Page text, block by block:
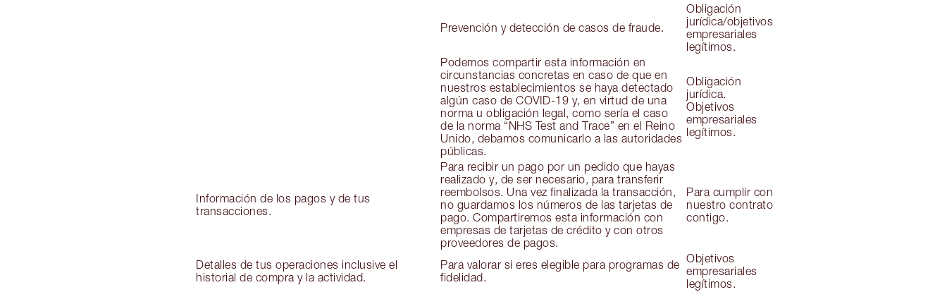
Prevención y detección de casos de fraude.
Obligación
jurídica/objetivos
empresariales
legítimos.
Podemos compartir esta información en
circunstancias concretas en caso de que en
nuestros establecimientos se haya detectado
algún caso de COVID-19 y, en virtud de una
norma u obligación legal, como sería el caso
de la norma “NHS Test and Trace” en el Reino
Unido, debamos comunicarlo a las autoridades
públicas.
Obligación
jurídica.
Objetivos
empresariales
legítimos.
Información de los pagos y de tus
transacciones.
Para recibir un pago por un pedido que hayas
realizado y, de ser necesario, para transferir
reembolsos. Una vez finalizada la transacción,
no guardamos los números de las tarjetas de
pago. Compartiremos esta información con
empresas de tarjetas de crédito y con otros
proveedores de pagos.
Para cumplir con
nuestro contrato
contigo.
Detalles de tus operaciones inclusive el
historial de compra y la actividad.
Para valorar si eres elegible para programas de
fidelidad.
Objetivos
empresariales
legítimos.